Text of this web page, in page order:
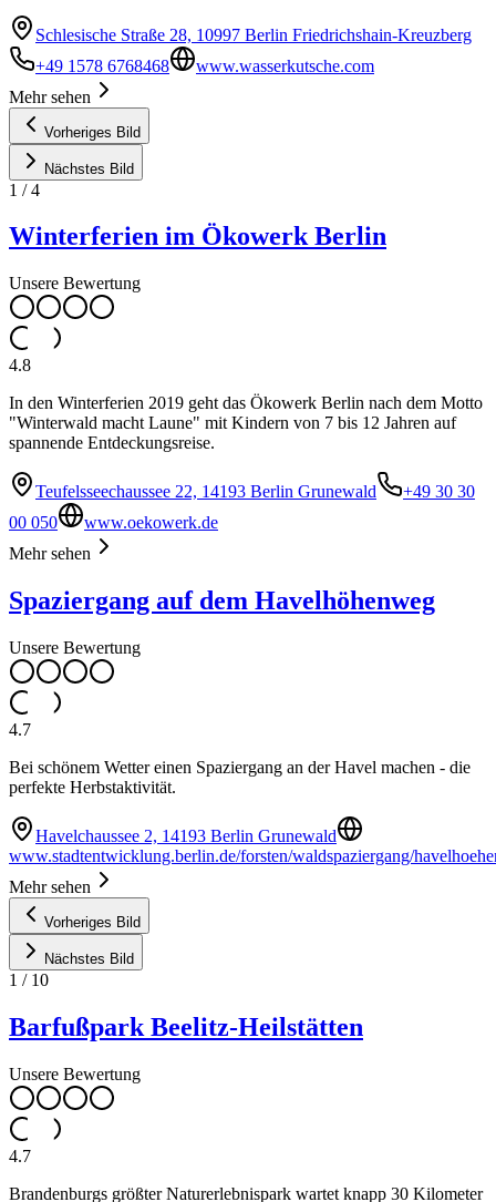
Schlesische Straße 28, 10997 Berlin Friedrichshain-Kreuzberg
+49 1578 6768468
www.wasserkutsche.com
Mehr sehen
Vorheriges Bild
Nächstes Bild
1 /4
Winterferien im Ökowerk Berlin
Unsere Bewertung
4.8
In den Winterferien 2019 geht das Ökowerk Berlin nach dem Motto
"Winterwald macht Laune" mit Kindern von 7 bis 12 Jahren auf
spannende Entdeckungsreise.
Teufelsseechaussee 22, 14193 Berlin Grunewald
+49 30 30
00 050
www.oekowerk.de
Mehr sehen
Spaziergang auf dem Havelhöhenweg
Unsere Bewertung
4.7
Bei schönem Wetter einen Spaziergang an der Havel machen - die
perfekte Herbstaktivität.
Havelchaussee 2, 14193 Berlin Grunewald
www.stadtentwicklung.berlin.de/forsten/waldspaziergang/
Mehr sehen
Vorheriges Bild
Nächstes Bild
1 / 10
Barfußpark Beelitz-Heilstätten
Unsere Bewertung
4.7
Brandenburgs größter Naturerlebnispark wartet knapp 30 Kilometer